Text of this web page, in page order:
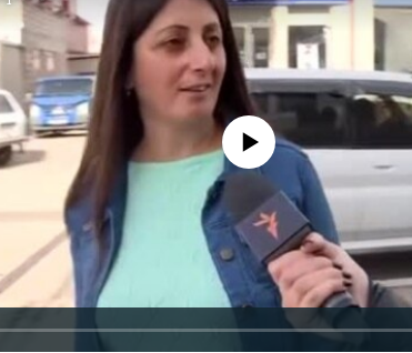
No media source currently available